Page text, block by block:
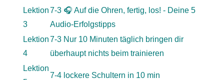
Lektion
3
7-3 🎧 Auf die Ohren, fertig, los! - Deine 5
Audio-Erfolgstipps
Lektion
4
7-3 Nur 10 Minuten täglich bringen dir
überhaupt nichts beim trainieren
Lektion
7-4 lockere Schultern in 10 min